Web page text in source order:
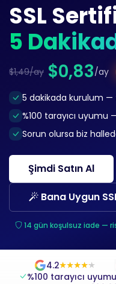
SSL
5
$1,49/ay $0,83/ay
5 dakikada kurulum
%100 tarayıcı
Sorun olursa biz
Şimdi Satın Al
Bana Uygun
14 gün koşulsuz iade —
4.2★
★★
★★
★★
★★
★
%100 tarayıcı uyumu